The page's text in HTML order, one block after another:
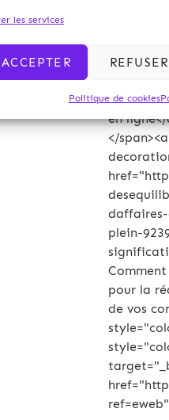
les services
ACCEPTER REFUSER
Politique de cookies
en
</
plein-
pour la
de vos